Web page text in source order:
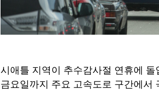
시애틀 지역이 추수감사절 연휴에
금요일까지 주요 고속도로 구간에서